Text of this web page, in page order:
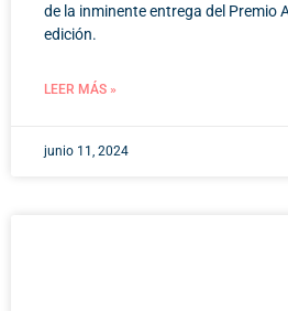
de la inminente entrega del Premio
edición.
LEER MÁS »
junio 11, 2024